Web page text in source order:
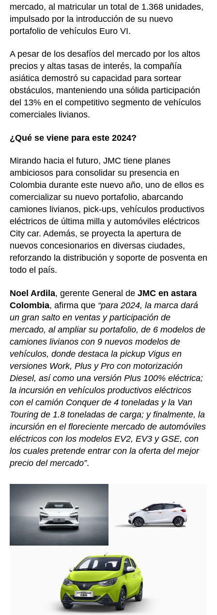
mercado, al matricular un total de 1.368 unidades,
impulsado por la introducción de su nuevo
portafolio de vehículos Euro VI.
A pesar de los desafíos del mercado por los altos
precios y altas tasas de interés, la compañía
asiática demostró su capacidad para sortear
obstáculos, manteniendo una sólida participación
del 13% en el competitivo segmento de vehículos
comerciales livianos.
¿Qué se viene para este 2024?
Mirando hacia el futuro, JMC tiene planes
ambiciosos para consolidar su presencia en
Colombia durante este nuevo año, uno de ellos es
comercializar su nuevo portafolio, abarcando
camiones livianos, pick-ups, vehículos productivos
eléctricos de última milla y automóviles eléctricos
City car. Además, se proyecta la apertura de
nuevos concesionarios en diversas ciudades,
reforzando la distribución y soporte de posventa en
todo el país.
Noel Ardila, gerente General de JMC en astara
Colombia, afirma que “para 2024, la marca dará
un gran salto en ventas y participación de
mercado, al ampliar su portafolio, de 6 modelos de
camiones livianos con 9 nuevos modelos de
vehículos, donde destaca la pickup Vigus en
versiones Work, Plus y Pro con motorización
Diesel, así como una versión Plus 100% eléctrica;
la incursión en vehículos productivos eléctricos
con el camión Conquer de 4 toneladas y la Van
Touring de 1.8 toneladas de carga; y finalmente, la
incursión en el floreciente mercado de automóviles
eléctricos con los modelos EV2, EV3 y GSE, con
los cuales pretende entrar con la oferta del mejor
precio del mercado”.